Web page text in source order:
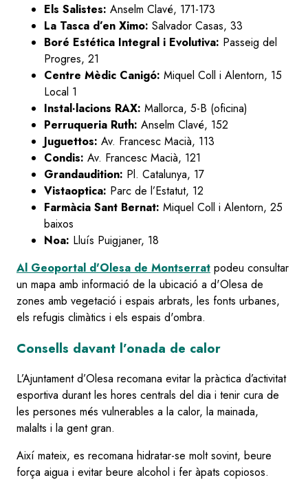
Els Salistes: Anselm Clavé, 171-173
La Tasca d’en Ximo: Salvador Casas, 33
Boré Estética Integral i Evolutiva: Passeig del
Progres, 21
Centre Mèdic Canigó: Miquel Coll i Alentorn, 15
Local 1
Instal·lacions RAX: Mallorca, 5-B (oficina)
Perruqueria Ruth: Anselm Clavé, 152
Juguettos: Av. Francesc Macià, 113
Condis: Av. Francesc Macià, 121
Grandaudition: Pl. Catalunya, 17
Vistaoptica: Parc de l’Estatut, 12
Farmàcia Sant Bernat: Miquel Coll i Alentorn, 25
baixos
Noa: Lluís Puigjaner, 18
Al Geoportal d'Olesa de Montserrat podeu consultar
un mapa amb informació de la ubicació a d'Olesa de
zones amb vegetació i espais arbrats, les fonts urbanes,
els refugis climàtics i els espais d'ombra.
Consells davant l’onada de calor
L’Ajuntament d’Olesa recomana evitar la pràctica d’activitat
esportiva durant les hores centrals del dia i tenir cura de
les persones més vulnerables a la calor, la mainada,
malalts i la gent gran.
Així mateix, es recomana hidratar-se molt sovint, beure
força aigua i evitar beure alcohol i fer àpats copiosos.